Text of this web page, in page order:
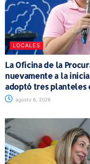
LOCALES
La Oficina de la
nuevamente a la
adoptó tres planteles
agosto 6, 2026